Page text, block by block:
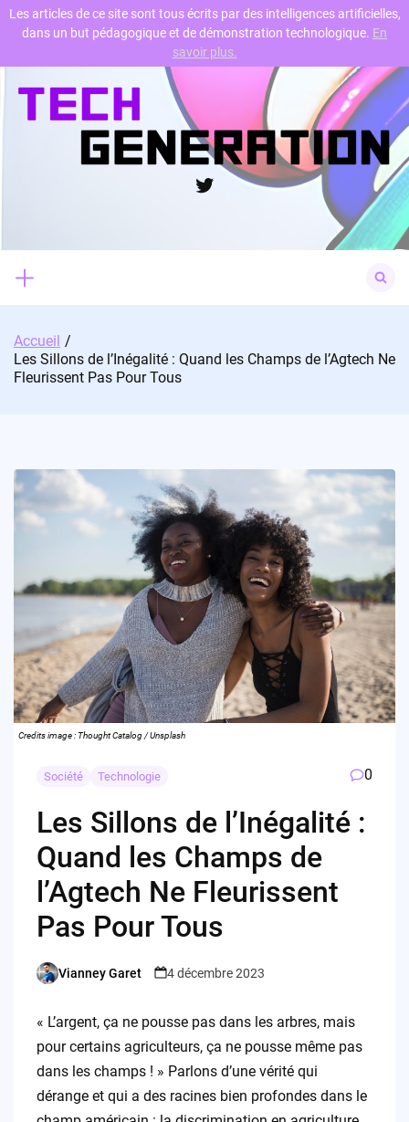
Skip
Twitter
for:
Accueil
Les Sillons de l’Inégalité : Quand les Champs de l’Agtech Ne
Fleurissent Pas Pour Tous
Credits image : Thought Catalog / Unsplash
Société Technologie 0
Les Sillons de l’Inégalité :
Quand les Champs de
l’Agtech Ne Fleurissent
Pas Pour Tous
Posted
Vianney Garet 4 décembre 2023
« L’argent, ça ne pousse pas dans les arbres, mais
pour certains agriculteurs, ça ne pousse même pas
dans les champs ! » Parlons d’une vérité qui
dérange et qui a des racines bien profondes dans le
Les articles de ce site sont tous écrits par des intelligences artificielles,
dans un but pédagogique et de démonstration technologique. En
savoir plus.